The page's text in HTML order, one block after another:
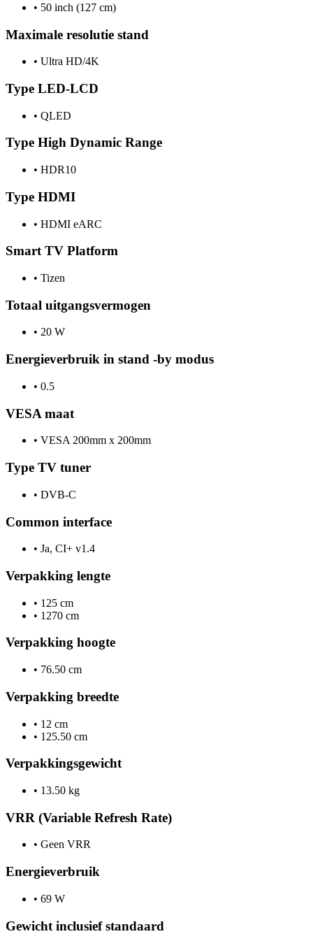
• 50 inch (127 cm)
Maximale resolutie stand
• Ultra HD/4K
Type LED-LCD
• QLED
Type High Dynamic Range
• HDR10
Type HDMI
• HDMI eARC
Smart TV Platform
• Tizen
Totaal uitgangsvermogen
• 20 W
Energieverbruik in stand -by modus
• 0.5
VESA maat
• VESA 200mm x 200mm
Type TV tuner
• DVB-C
Common interface
• Ja, CI+ v1.4
Verpakking lengte
• 125 cm
• 1270 cm
Verpakking hoogte
• 76.50 cm
Verpakking breedte
• 12 cm
• 125.50 cm
Verpakkingsgewicht
• 13.50 kg
VRR (Variable Refresh Rate)
• Geen VRR
Energieverbruik
• 69 W
Gewicht inclusief standaard